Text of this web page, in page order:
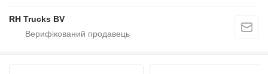
RH Trucks BV